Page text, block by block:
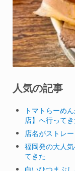
人気の記事
トマトらーめ
店】へ行って
店名がストレ
福岡発の大人
てきた